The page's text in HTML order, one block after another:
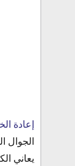
إعادة
الجوال
يعاني